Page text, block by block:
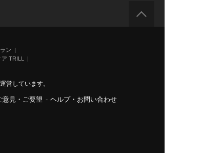
ン
TRILL
営しています。
意見・ご要望 - ヘルプ・お問い合わせ